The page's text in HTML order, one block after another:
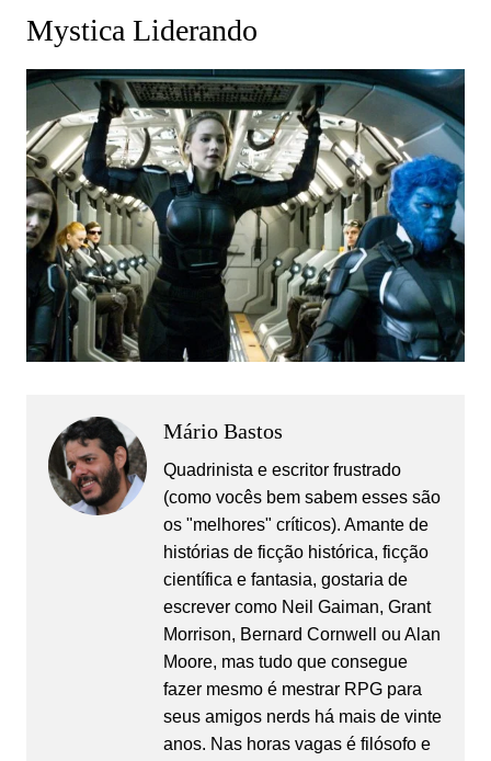
Mystica Liderando
Mário Bastos
Quadrinista e escritor frustrado
(como vocês bem sabem esses são
os "melhores" críticos). Amante de
histórias de ficção histórica, ficção
científica e fantasia, gostaria de
escrever como Neil Gaiman, Grant
Morrison, Bernard Cornwell ou Alan
Moore, mas tudo que consegue
fazer mesmo é mestrar RPG para
seus amigos nerds há mais de vinte
anos. Nas horas vagas é filósofo e